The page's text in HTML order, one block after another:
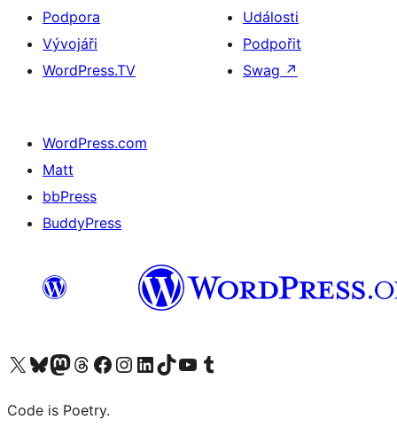
Podpora
Vývojáři
WordPress.TV
Události
Podpořit
Swag ↗
WordPress.com
Matt
bbPress
BuddyPress
Navštivte náš účet na X (dříve Twitter)
Navštivte náš Bluesky účetNavštivte náš účet Mastodon
Navštivte náš Threads účetNavštivte naši stránku na Facebooku
Navštivte náš Instagram účetNavštivte náš LinkedIn účetNavštivte náš TikTok účetNavštivte náš YouTube kanálNavštivte náš Tumblr účet
Code is Poetry.